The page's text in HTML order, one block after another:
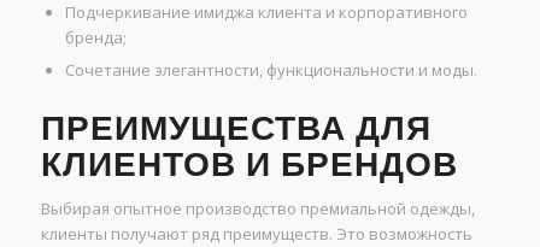
Подчеркивание имиджа клиента и корпоративного
бренда;
Сочетание элегантности, функциональности и моды.
ПРЕИМУЩЕСТВА ДЛЯ
КЛИЕНТОВ И БРЕНДОВ
Выбирая опытное производство премиальной одежды,
клиенты получают ряд преимуществ. Это возможность